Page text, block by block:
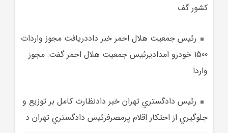
کشور گف
رئيس جمعيت هلال احمر خبر داددريافت مجوز واردات
1500 خودرو امداديرئيس جمعيت هلال احمر گفت: مجوز
واردا
رئيس دادگستري تهران خبر دادنظارت کامل بر توزيع و
جلوگيري از احتکار اقلام پرمصرفرئيس دادگستري تهران د